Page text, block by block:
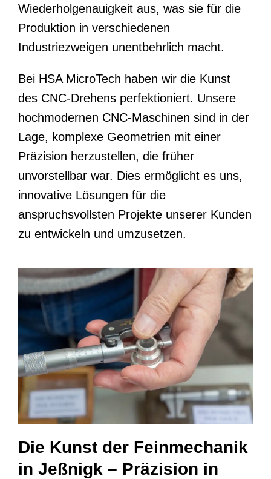
Wiederholgenauigkeit aus, was sie für die
Produktion in verschiedenen
Industriezweigen unentbehrlich macht.
Bei HSA MicroTech haben wir die Kunst
des CNC-Drehens perfektioniert. Unsere
hochmodernen CNC-Maschinen sind in der
Lage, komplexe Geometrien mit einer
Präzision herzustellen, die früher
unvorstellbar war. Dies ermöglicht es uns,
innovative Lösungen für die
anspruchsvollsten Projekte unserer Kunden
zu entwickeln und umzusetzen.
Die Kunst der Feinmechanik
in Jeßnigk – Präzision in